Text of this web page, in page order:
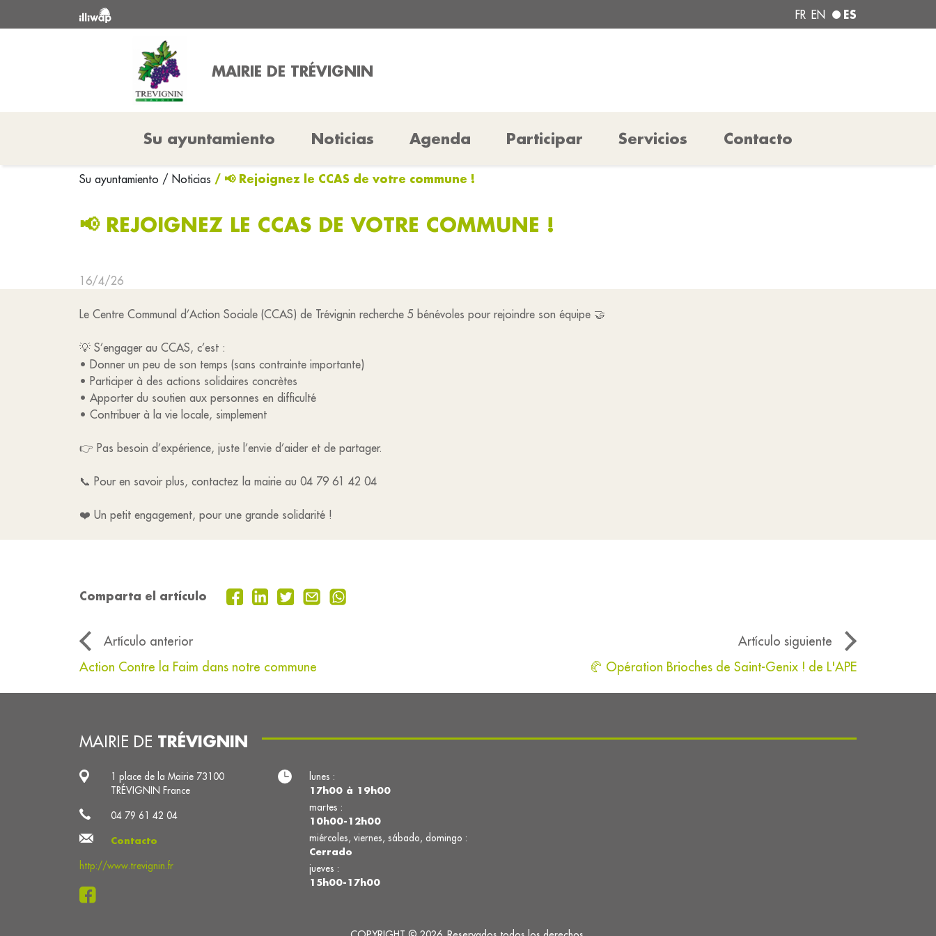
FR EN ES
MAIRIE DE TRÉVIGNIN
Su ayuntamiento Noticias Agenda Participar Servicios Contacto
Su ayuntamiento / Noticias / 📢 Rejoignez le CCAS de votre commune !
📢 REJOIGNEZ LE CCAS DE VOTRE COMMUNE !
16/4/26
Le Centre Communal d’Action Sociale (CCAS) de Trévignin recherche 5 bénévoles pour rejoindre son équipe 🤝
💡 S’engager au CCAS, c’est :
• Donner un peu de son temps (sans contrainte importante)
• Participer à des actions solidaires concrètes
• Apporter du soutien aux personnes en difficulté
• Contribuer à la vie locale, simplement
👉 Pas besoin d’expérience, juste l’envie d’aider et de partager.
📞 Pour en savoir plus, contactez la mairie au 04 79 61 42 04
❤️ Un petit engagement, pour une grande solidarité !
Comparta el artículo
Artículo anterior
Artículo siguiente
Action Contre la Faim dans notre commune
🥐 Opération Brioches de Saint-Genix ! de L'APE
MAIRIE DE TRÉVIGNIN
1 place de la Mairie 73100
TRÉVIGNIN France
04 79 61 42 04
Contacto
http://www.trevignin.fr
lunes :
17h00 à 19h00
martes :
10h00-12h00
miércoles, viernes, sábado, domingo :
Cerrado
jueves :
15h00-17h00